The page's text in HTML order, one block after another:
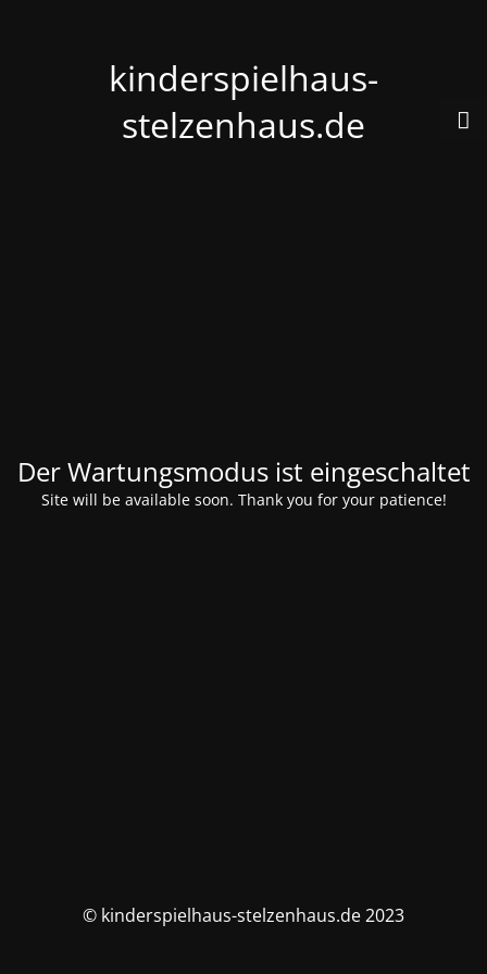
kinderspielhaus-
stelzenhaus.de
Der Wartungsmodus ist eingeschaltet
Site will be available soon. Thank you for your patience!
© kinderspielhaus-stelzenhaus.de 2023